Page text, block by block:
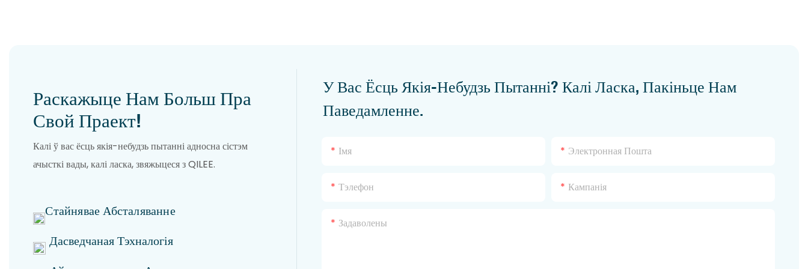
Раскажыце Нам Больш Пра
Свой Праект!
Калі ў вас ёсць якія-небудзь пытанні адносна сістэм
ачысткі вады, калі ласка, звяжыцеся з QILEE.
Стайнявае Абсталяванне
Дасведчаная Тэхналогія
У Вас Ёсць Якія-Небудзь Пытанні? Калі Ласка, Пакіньце Нам
Паведамленне.
Імя Электронная Пошта
Тэлефон Кампанія
Задаволены